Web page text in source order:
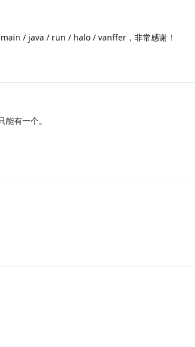
/ java / run / halo / vanffer，非常感谢！
有一个。